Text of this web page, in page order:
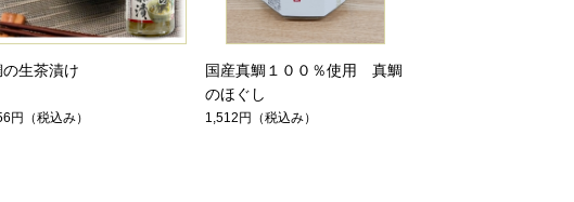
の生茶漬け
円 （税込み）
国産真鯛１００％使用 真鯛
のほぐし
1,512円 （税込み）